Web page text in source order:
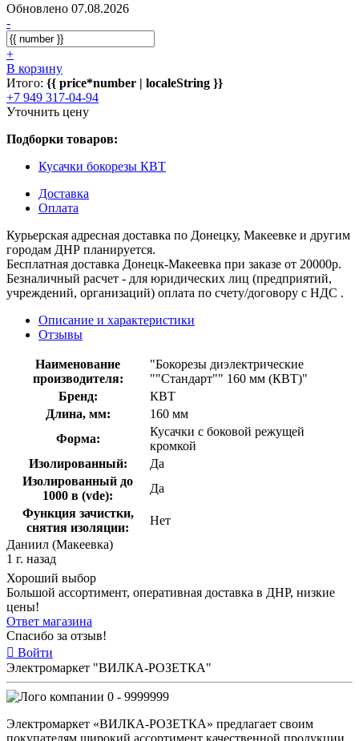
Обновлено 07.08.2026
-
+
В корзину
Итого: {{ price*number | localeString }}
+7 949 317-04-94
Уточнить цену
Подборки товаров:
Кусачки бокорезы КВТ
Доставка
Оплата
Курьерская адресная доставка по Донецку, Макеевке и другим
городам ДНР планируется.
Бесплатная доставка Донецк-Макеевка при заказе от 20000р.
Безналичный расчет - для юридических лиц (предприятий,
учреждений, организаций) оплата по счету/договору с НДС .
Описание и характеристики
Отзывы
Наименование
производителя:
"Бокорезы диэлектрические
""Стандарт"" 160 мм (КВТ)"
Бренд:
КВТ
Длина, мм:
160 мм
Форма:
Кусачки с боковой режущей
кромкой
Изолированный:
Да
Изолированный до
1000 в (vde):
Да
Функция зачистки,
снятия изоляции:
Нет
Даниил (Макеевка)
1 г. назад
Хороший выбор
Большой ассортимент, оперативная доставка в ДНР, низкие
цены!
Ответ магазина
Спасибо за отзыв!
Войти
Электромаркет "ВИЛКА-РОЗЕТКА"
0 - 9999999
Электромаркет «ВИЛКА-РОЗЕТКА» предлагает своим
покупателям широкий ассортимент качественной продукции